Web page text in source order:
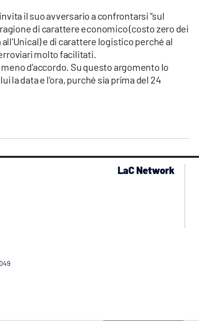
il suo avversario a confrontarsi “sul
di carattereeconomico(costo zero dei
e di carattere logisticoperché al
molto facilitati.
d’accordo. Su questo argomento lo
la data e l’ora, purché sia prima del 24
LaC Network